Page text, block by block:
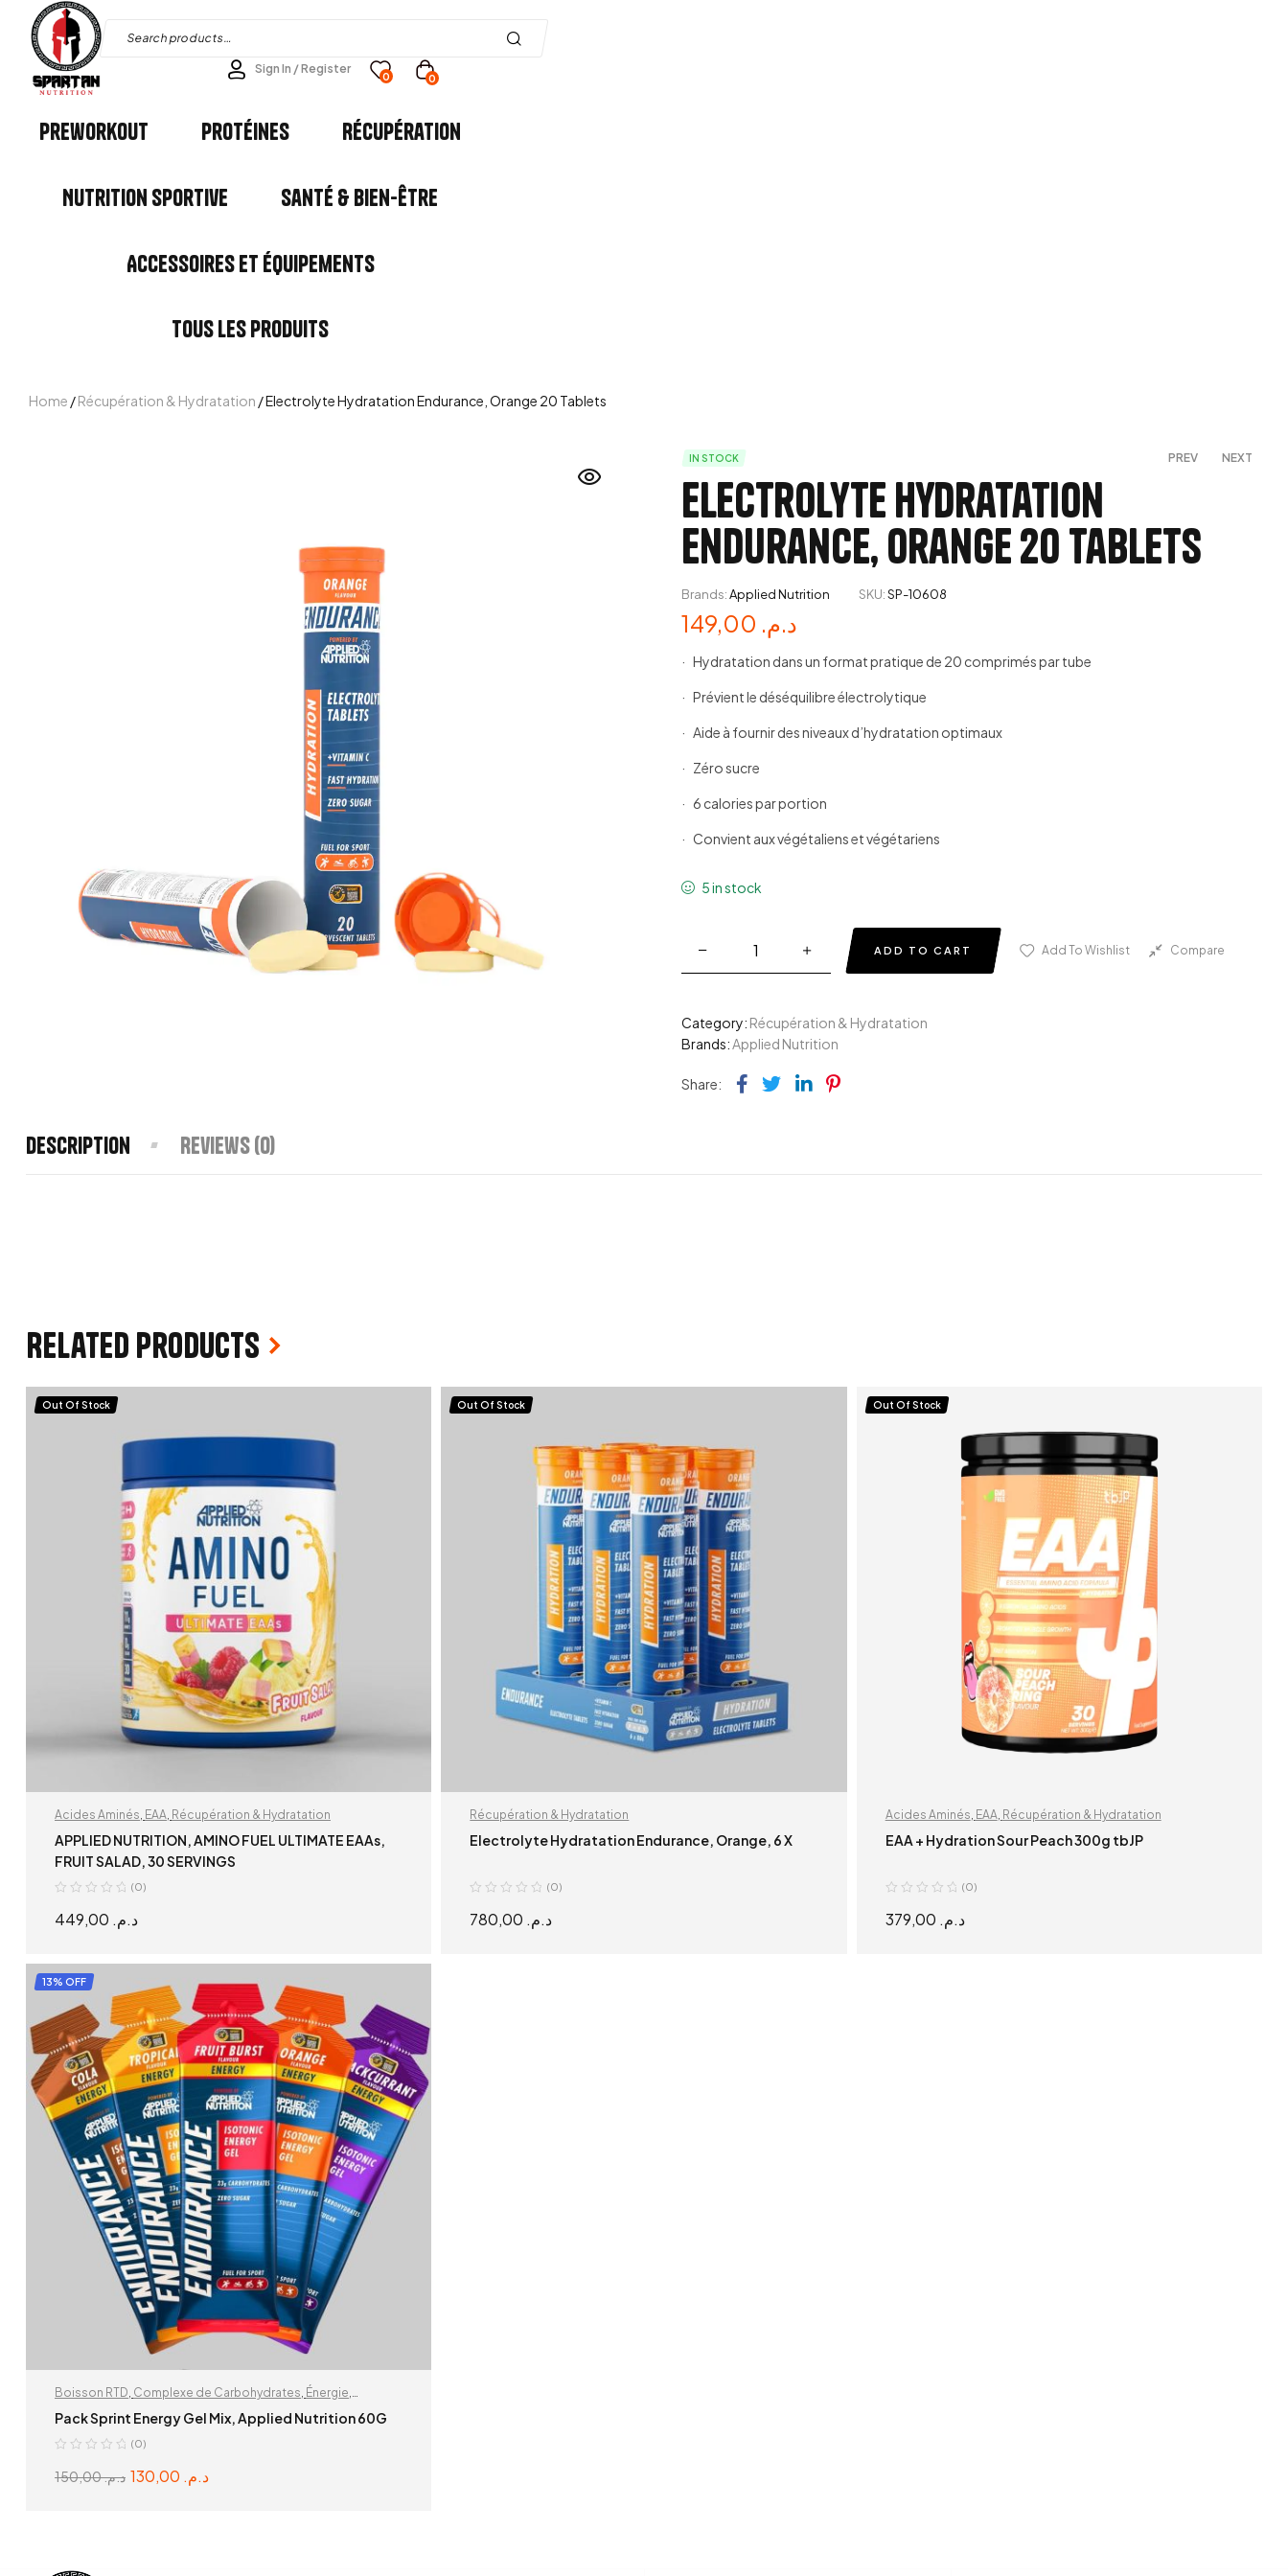
Sign In / Register
0 0
Preworkout Protéines Récupération
Nutrition Sportive Santé & Bien-être
Accessoires et Équipements
Tous les Produits
Home /Récupération & Hydratation / Electrolyte Hydratation Endurance, Orange 20 Tablets
IN STOCK PREV
د.م.149,00
NEXT
د.م.599,00
Electrolyte Hydratation
Endurance, Orange 20 Tablets
Brands:Applied Nutrition SKU:SP-10608
د.م.
· Hydratation dans un format pratique de 20 comprimés par tube
· Prévient le déséquilibre électrolytique
· Aide à fournir des niveaux d’hydratation optimaux
· Zéro sucre
· 6 calories par portion
· Convient aux végétaliens et végétariens
5 in stock
ADD TO CART Add To Wishlist Compare
Category: Récupération & Hydratation
Brands:Applied Nutrition
Share: Facebook
TwitterLinkedin
Pinterest
Description Reviews (0)
Related products
Out Of Stock
Acides Aminés EAA Récupération & Hydratation
APPLIED NUTRITION, AMINO FUEL ULTIMATE EAAs,
FRUIT SALAD, 30 SERVINGS
(0)
د.م.
READ MORE
Out Of Stock
Récupération & Hydratation
Electrolyte Hydratation Endurance, Orange, 6 X
(0)
د.م.
Out Of Stock
Acides Aminés EAA Récupération & Hydratation
EAA + Hydration Sour Peach 300g tbJP
(0)
د.م.
13% OFF
Boisson RTD Complexe de Carbohydrates Énergie
Récupération & Hydratation
Pack Sprint Energy Gel Mix, Applied Nutrition 60G
(0)
د.م.150,00 د.م.